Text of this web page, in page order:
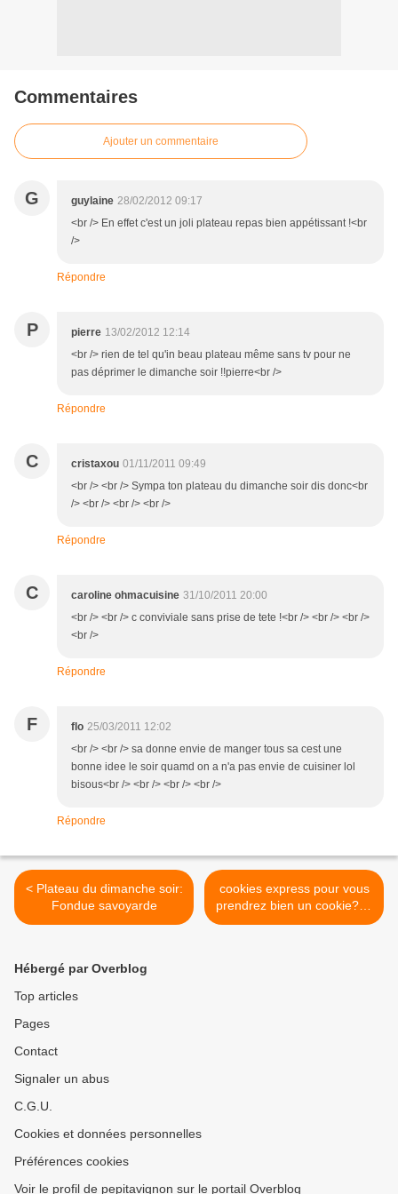
Commentaires
Ajouter un commentaire
G guylaine 28/02/2012 09:17
<br /> En effet c'est un joli plateau repas bien appétissant !<br
/>
Répondre
P pierre 13/02/2012 12:14
<br /> rien de tel qu'in beau plateau même sans tv pour ne
pas déprimer le dimanche soir !!pierre<br />
Répondre
C cristaxou 01/11/2011 09:49
<br /> <br /> Sympa ton plateau du dimanche soir dis donc<br
/> <br /> <br /> <br />
Répondre
C caroline ohmacuisine 31/10/2011 20:00
<br /> <br /> c conviviale sans prise de tete !<br /> <br /> <br />
<br />
Répondre
F flo 25/03/2011 12:02
<br /> <br /> sa donne envie de manger tous sa cest une
bonne idee le soir quamd on a n'a pas envie de cuisiner lol
bisous<br /> <br /> <br /> <br />
Répondre
< Plateau du dimanche soir:
Fondue savoyarde
cookies express pour vous
prendrez bien un cookie???
>
Hébergé par Overblog
Top articles
Pages
Contact
Signaler un abus
C.G.U.
Cookies et données personnelles
Préférences cookies
Voir le profil de pepitavignon sur le portail Overblog